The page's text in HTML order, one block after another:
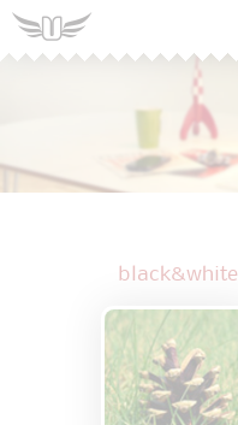
black&white